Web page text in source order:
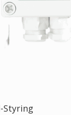
Styring